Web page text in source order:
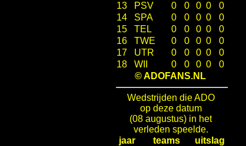
13
PSV 0 0 0 0
0
14
SPA 0 0 0 0
0
15
TEL 0 0 0 0
0
16
TWE 0 0 0 0
0
17
UTR 0 0 0 0
0
18
WII 0 0 0 0
0
© ADOFANS.NL
Wedstrijden die ADO
op deze datum
(08 augustus) in het
verleden speelde.
jaar
teams
uitslag